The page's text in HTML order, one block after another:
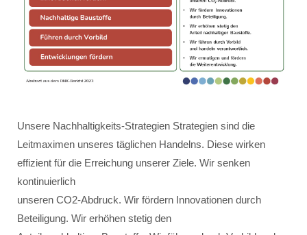
Unsere Nachhaltigkeits-Strategien Strategien sind die
Leitmaximen unseres täglichen Handelns. Diese wirken
effizient für die Erreichung unserer Ziele. Wir senken
kontinuierlich
unseren CO2-Abdruck. Wir fördern Innovationen durch
Beteiligung. Wir erhöhen stetig den